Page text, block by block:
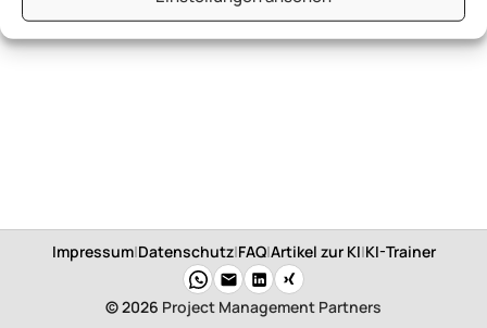
Impressum|Datenschutz|FAQ|Artikel zur KI|KI-Trainer
© 2026 Project Management Partners